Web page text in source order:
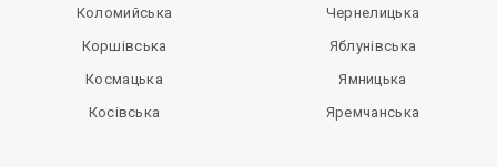
Коломийська
Коршівська
Космацька
Косівська
Чернелицька
Яблунівська
Ямницька
Яремчанська